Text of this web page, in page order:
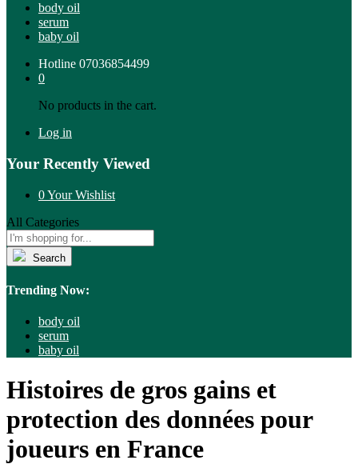
body oil
serum
baby oil
Hotline 07036854499
0
No products in the cart.
Log in
Your Recently Viewed
0Your Wishlist
All Categories
Search
Trending Now:
body oil
serum
baby oil
Histoires de gros gains et
protection des données pour
joueurs en France